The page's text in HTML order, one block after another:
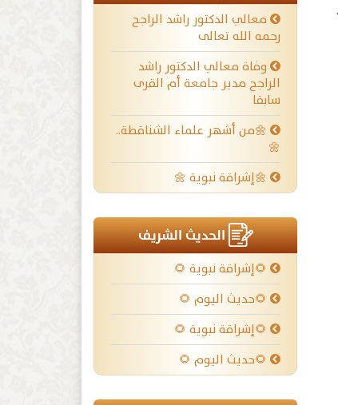
معالي الدكتور راشد الراجح
رحمه الله تعالى
وفاة معالي الدكتور راشد
الراجح مدير جامعة أم القرى
سابقا
🌼من أشهر علماء الشناقطة..
🌼
🌼إشراقة نبوية 🌼
الحديث الشريف
🌻إشراقة نبوية 🌻
🌻حديث اليوم 🌻
🌻إشراقة نبوية 🌻
🌻حديث اليوم 🌻